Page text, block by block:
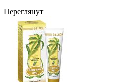
Переглянуті